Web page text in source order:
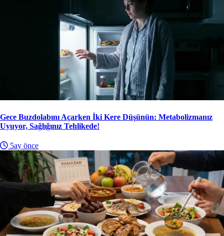
Gece Buzdolabını Açarken İki Kere Düşünün: Metabolizmanız
Uyuyor, Sağlığınız Tehlikede!
5ay önce